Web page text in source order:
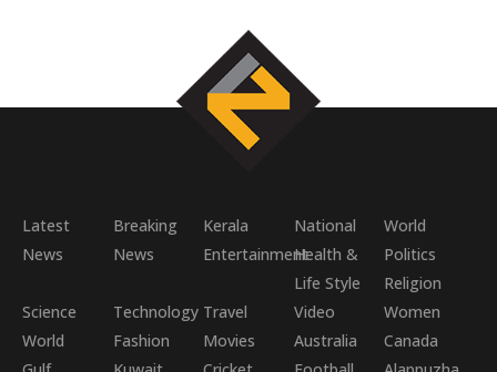
Latest
News
Breaking
News
Kerala National
World
EntertainmentHealth &
Life Style
Politics
Religion
Science
World
Technology Travel Video
Women
Fashion
Movies Australia
Canada